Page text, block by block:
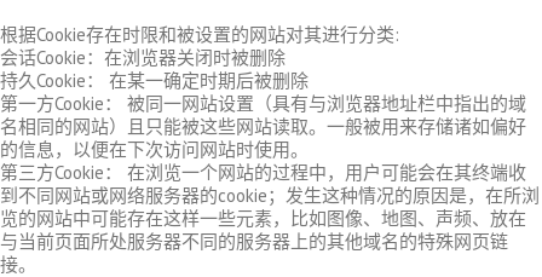
根据Cookie存在时限和被设置的网站对其进行分类:
会话Cookie：在浏览器关闭时被删除
持久Cookie： 在某一确定时期后被删除
第一方Cookie： 被同一网站设置（具有与浏览器地址栏中指出的域
名相同的网站）且只能被这些网站读取。一般被用来存储诸如偏好
的信息，以便在下次访问网站时使用。
第三方Cookie： 在浏览一个网站的过程中，用户可能会在其终端收
到不同网站或网络服务器的cookie；发生这种情况的原因是，在所浏
览的网站中可能存在这样一些元素，比如图像、地图、声频、放在
与当前页面所处服务器不同的服务器上的其他域名的特殊网页链
接。